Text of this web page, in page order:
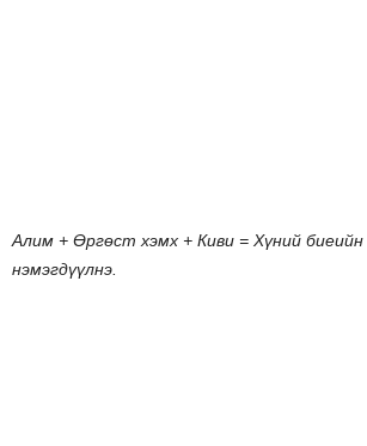
Алим + Өргөст хэмх + Киви = Хүний биеийн
нэмэгдүүлнэ.